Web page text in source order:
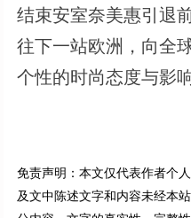
结束安室奈美惠引退
往下一站欧洲，向全
个性的时尚态度与影响
免责声明：本文仅代表作者个
及文中陈述文字和内容未经本